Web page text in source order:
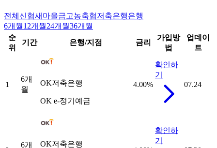
전체 신협새마을금고농축협저축은행은행
6개월12개월24개월36개월
순
위
기간 은행/지점 금리
가입방
법
업데이
트
1
6개
월
OK저축은행
OK e-정기예금
4.00%
확인하
기
07.24
6개
OK저축은행
확인하
기